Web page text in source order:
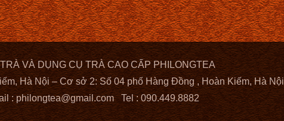
VÀ DỤNG CỤ TRÀ CAO CẤP PHILONGTEA
Hà Nội – Cơ sở 2: Số 04 phố Hàng Đồng , Hoàn Kiếm, Hà Nội
:philongtea@gmail.comTel : 090.449.8882